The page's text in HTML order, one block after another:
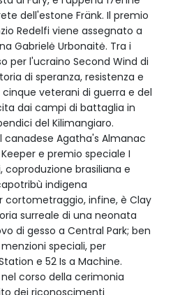
dell'estone Fränk. Il premio
Redelfi viene assegnato a
Gabrielė Urbonaitė. Tra i
per l'ucraino Second Wind di
di speranza, resistenza e
veterani di guerra e del
dai campi di battaglia in
del Kilimangiaro.
canadese Agatha's Almanac
e premio speciale I
coproduzione brasiliana e
indigena
cortometraggio, infine, è Clay
surreale di una neonata
di gesso a Central Park; ben
speciali, per
e 52 Is a Machine.
corso della cerimonia